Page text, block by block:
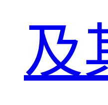
及